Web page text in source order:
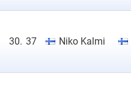
30. 37 Niko Kalmi